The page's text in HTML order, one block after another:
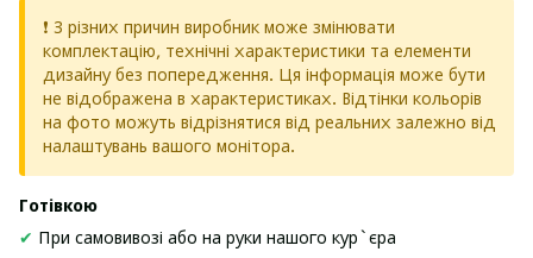
❗ З різних причин виробник може змінювати
комплектацію, технічні характеристики та елементи
дизайну без попередження. Ця інформація може бути
не відображена в характеристиках. Відтінки кольорів
на фото можуть відрізнятися від реальних залежно від
налаштувань вашого монітора.
Готівкою
✔ При самовивозі або на руки нашого кур`єра